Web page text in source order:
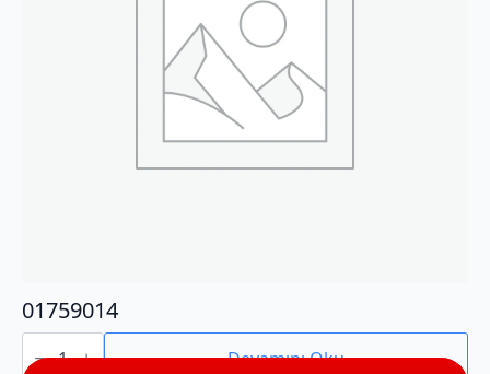
01759014
01759014
adet Devamını Oku